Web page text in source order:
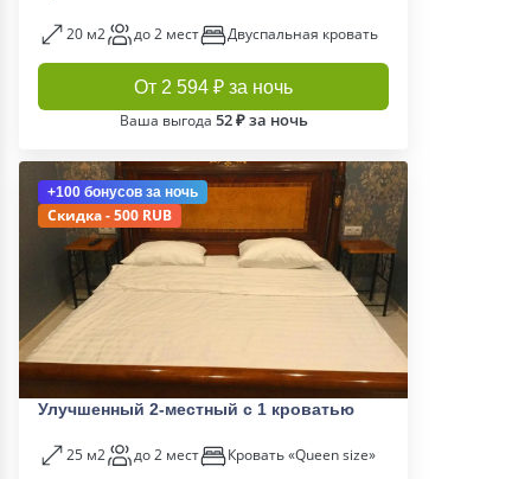
20 м2 до 2 мест Двуспальная кровать
От 2 594 ₽ за ночь
Ваша выгода 52 ₽ за ночь
+100 бонусов за ночь
Скидка - 500 RUB
Улучшенный 2-местный с 1 кроватью
25 м2 до 2 мест Кровать «Queen size»